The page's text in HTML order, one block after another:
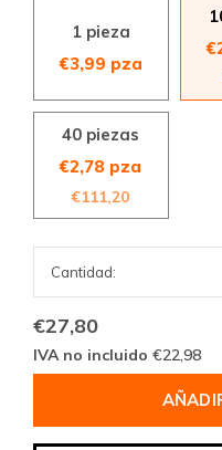
1 pieza
€3,99 pza
40 piezas
€2,78 pza
€111,20
€27,80
IVA no incluido €22,98